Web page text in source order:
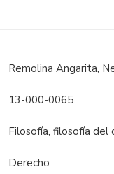
Remolina Angarita,
13-000-0065
filosofía, filosofía del
derecho